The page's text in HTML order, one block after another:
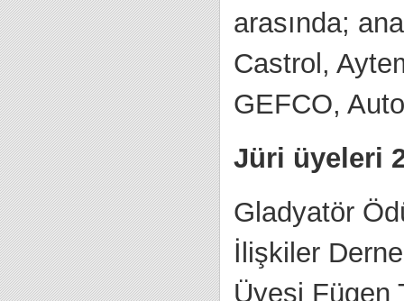
arasında;
Castrol,
GEFCO,
Jüri üyeleri
Gladyatör
İlişkiler
Üyesi Fügen